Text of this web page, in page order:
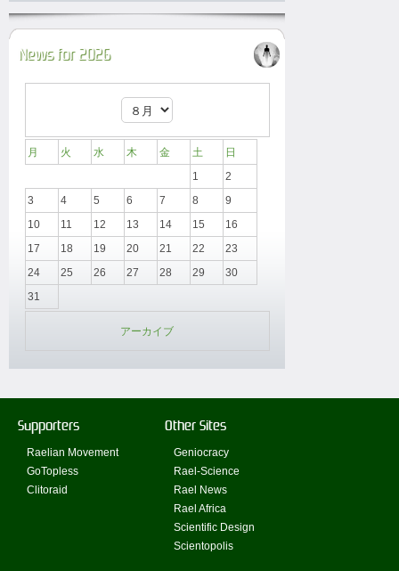
News for 2026
月 火 水 木 金 土
日
1
2
3
4 5 6 7 8
9
10
11 12 13 14 15
16
17
18 19 20 21 22
23
24
25 26 27 28 29
30
31
アーカイブ
Supporters
Raelian Movement
GoTopless
Clitoraid
Other Sites
Geniocracy
Rael-Science
Rael News
Rael Africa
Scientific Design
Scientopolis